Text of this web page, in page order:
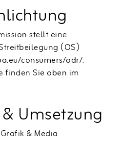
stellt eine
(OS)
consumers/odr/.
finden Sie oben im
Umsetzung
& Media